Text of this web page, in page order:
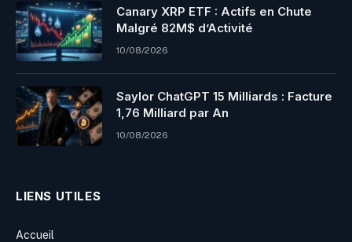
Canary XRP ETF : Actifs en Chute
Malgré 82M$ d’Activité
10/08/2026
Saylor ChatGPT 15 Milliards : Facture
1,76 Milliard par An
10/08/2026
LIENS UTILES
Accueil